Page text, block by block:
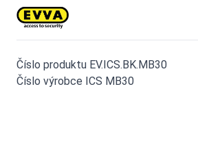
Číslo produktu EV.ICS.BK.MB30
Číslo výrobce ICS MB30